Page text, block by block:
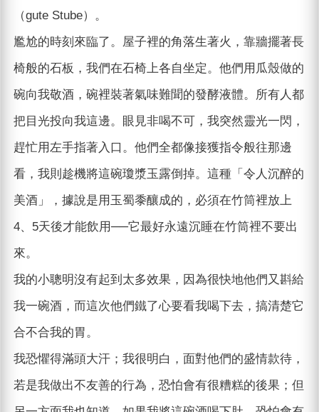
（gute Stube）。
尷尬的時刻來臨了。屋子裡的角落生著火，靠牆擺著長
椅般的石板，我們在石椅上各自坐定。他們用瓜殼做的
碗向我敬酒，碗裡裝著氣味難聞的發酵液體。所有人都
把目光投向我這邊。眼見非喝不可，我突然靈光一閃，
趕忙用左手指著入口。他們全都像接獲指令般往那邊
看，我則趁機將這碗瓊漿玉露倒掉。這種「令人沉醉的
美酒」，據說是用玉蜀黍釀成的，必須在竹筒裡放上
4、5天後才能飲用──它最好永遠沉睡在竹筒裡不要出
來。
我的小聰明沒有起到太多效果，因為很快地他們又斟給
我一碗酒，而這次他們鐵了心要看我喝下去，搞清楚它
合不合我的胃。
我恐懼得滿頭大汗；我很明白，面對他們的盛情款待，
若是我做出不友善的行為，恐怕會有很糟糕的後果；但